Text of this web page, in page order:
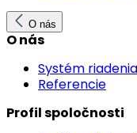
O nás
O nás
Systém
Referencie
Profil spoločnosti